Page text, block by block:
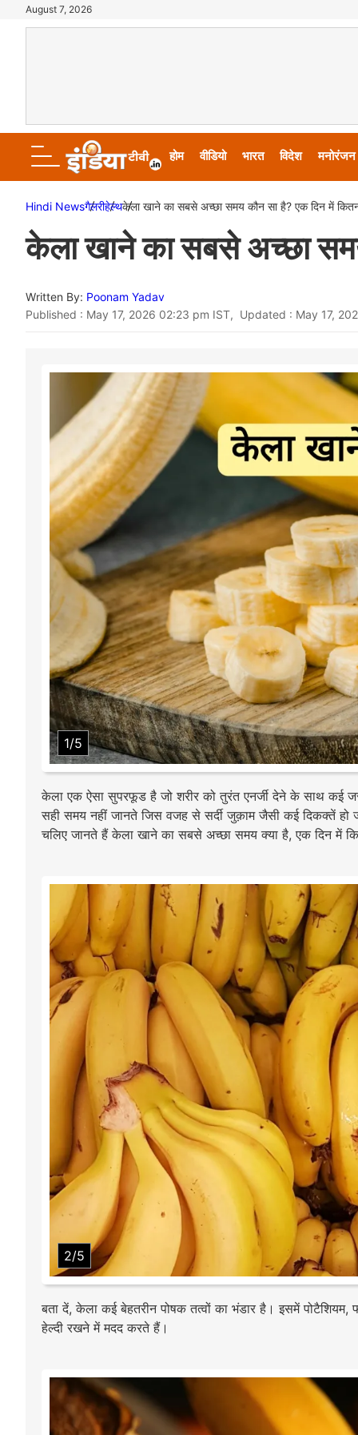
August 7, 2026
होम वीडियो भारत विदेश मनोरंजन
Hindi Newsगैलरीहेल्थकेला खाने का सबसे अच्छा समय कौन सा है? एक दिन में
केला खाने का सबसे अच्छा
Written By: Poonam Yadav
Published : May 17, 2026 02:23 pm IST, Updated : May 17,
1/5
केला एक ऐसा सुपरफूड है जो शरीर को तुरंत एनर्जी देने के साथ कई
सही समय नहीं जानते जिस वजह से सर्दी जुक़ाम जैसी कई दिकक्तें हो
चलिए जानते हैं केला खाने का सबसे अच्छा समय क्या है, एक दिन में
2/5
बता दें, केला कई बेहतरीन पोषक तत्वों का भंडार है। इसमें
हेल्दी रखने में मदद करते हैं।